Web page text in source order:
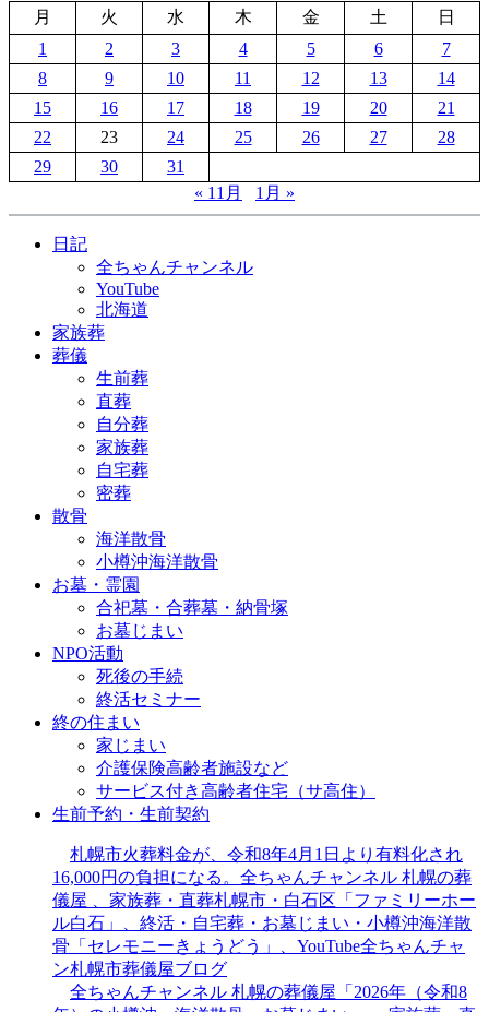
月
火 水 木 金 土
日
1
2 3 4 5 6
7
8
9 10 11 12 13
14
15
16 17 18 19 20
21
22
23 24 25 26 27
28
29
30
31
« 11月
1月 »
日記
全ちゃんチャンネル
YouTube
北海道
家族葬
葬儀
生前葬
直葬
自分葬
家族葬
自宅葬
密葬
散骨
海洋散骨
小樽沖海洋散骨
お墓・霊園
合祀墓・合葬墓・納骨塚
お墓じまい
NPO活動
死後の手続
終活セミナー
終の住まい
家じまい
介護保険高齢者施設など
サービス付き高齢者住宅（サ高住）
生前予約・生前契約
札幌市火葬料金が、令和8年4月1日より有料化され
16,000円の負担になる。全ちゃんチャンネル 札幌の葬
儀屋 、家族葬・直葬札幌市・白石区「ファミリーホー
ル白石」、終活・自宅葬・お墓じまい・小樽沖海洋散
骨「セレモニーきょうどう」、YouTube全ちゃんチャ
ン札幌市葬儀屋ブログ
全ちゃんチャンネル 札幌の葬儀屋「2026年（令和8